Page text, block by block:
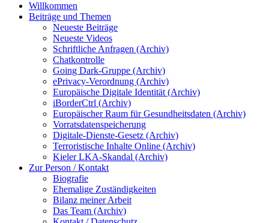
Willkommen
Beiträge und Themen
Neueste Beiträge
Neueste Videos
Schriftliche Anfragen (Archiv)
Chatkontrolle
Going Dark-Gruppe (Archiv)
ePrivacy-Verordnung (Archiv)
Europäische Digitale Identität (Archiv)
iBorderCtrl (Archiv)
Europäischer Raum für Gesundheitsdaten (Archiv)
Vorratsdatenspeicherung
Digitale-Dienste-Gesetz (Archiv)
Terroristische Inhalte Online (Archiv)
Kieler LKA-Skandal (Archiv)
Zur Person / Kontakt
Biografie
Ehemalige Zuständigkeiten
Bilanz meiner Arbeit
Das Team (Archiv)